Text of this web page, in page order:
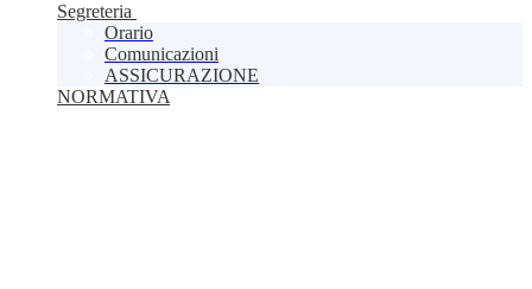
Segreteria
Orario
Comunicazioni
ASSICURAZIONE
NORMATIVA